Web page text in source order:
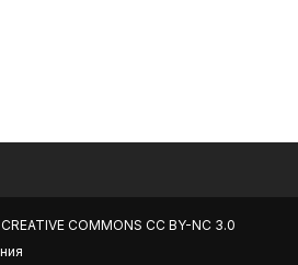
CREATIVE COMMONS CC BY-NC 3.0